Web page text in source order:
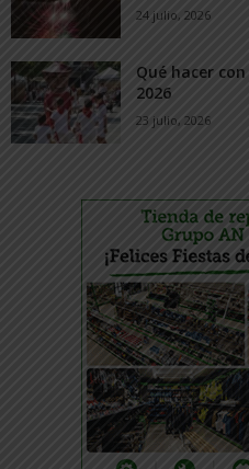
24 julio, 2026
Qué hacer
2026
23 julio, 2026